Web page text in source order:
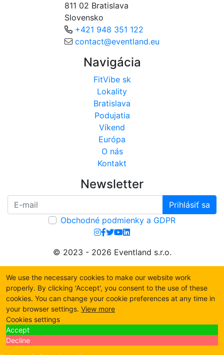
811 02 Bratislava
Slovensko
+421 948 351 122
contact@eventland.eu
Navigácia
FitVibe sk
Lokality
Bratislava
Podujatia
Víkend
Európa
O nás
Kontakt
Newsletter
Prihlásiť sa
Obchodné podmienky a GDPR
© 2023 - 2026 Eventland s.r.o.
We use the necessary cookies to make our website work
properly. By clicking 'Accept', you consent to the use of these
cookies. You can change your cookie preferences at any time in
your browser settings. View more
Cookies settings
Accept
Decline